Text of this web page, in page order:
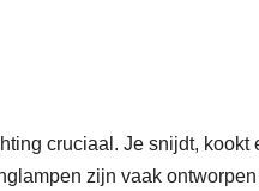
cruciaal. Je snijdt,
zijn vaak